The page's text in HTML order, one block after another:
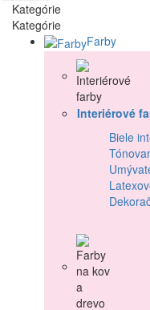
Kategórie
Kategórie
Farby
Interiérové
Biele